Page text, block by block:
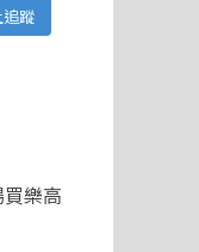
蹤
樂高